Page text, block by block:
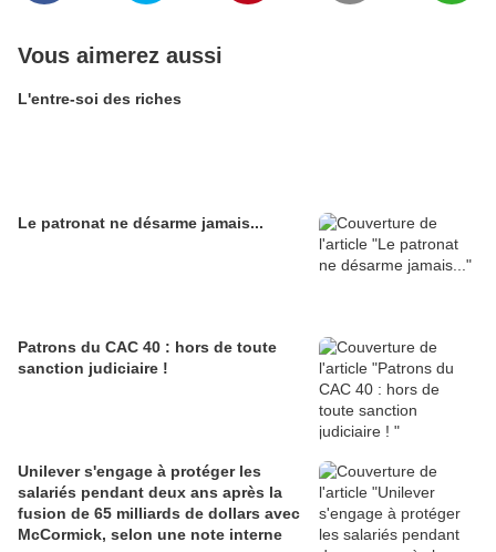
Vous aimerez aussi
L'entre-soi des riches
Le patronat ne désarme jamais...
Patrons du CAC 40 : hors de toute
sanction judiciaire !
Unilever s'engage à protéger les
salariés pendant deux ans après la
fusion de 65 milliards de dollars avec
McCormick, selon une note interne